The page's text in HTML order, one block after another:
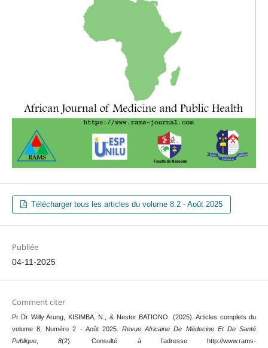
Télécharger tous les articles du volume 8.2 - Août 2025
Publiée
04-11-2025
Comment citer
Pr Dr Willy Arung, KISIMBA, N., & Nestor BATIONO. (2025). Articles complets du
volume 8, Numéro 2 - Août 2025.Revue Africaine De Médecine Et De Santé
Publique,8(2). Consulté à l’adresse http://www.rams-